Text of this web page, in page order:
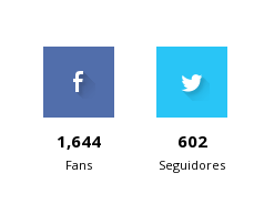
1,644
Fans
602
Seguidores